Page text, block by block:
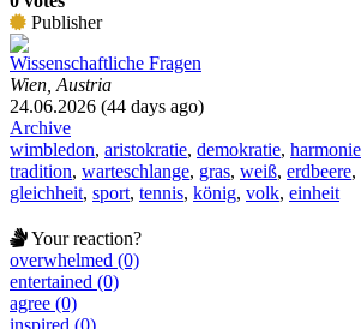
Publisher
Wissenschaftliche Fragen
Wien, Austria
24.06.2026 (44 days ago)
Archive
wimbledon, aristokratie, demokratie, harmonie
tradition, warteschlange, gras, weiß, erdbeere,
gleichheit, sport, tennis, könig, volk, einheit
Your reaction?
overwhelmed (0)
entertained (0)
agree (0)
inspired (0)